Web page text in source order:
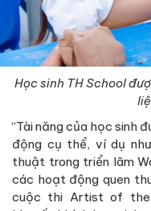
Học sinh TH School
“Tài năng của học sinh
động cụ thể, ví dụ
thuật trong triển lãm
các hoạt động quen
cuộc thi Artist of the